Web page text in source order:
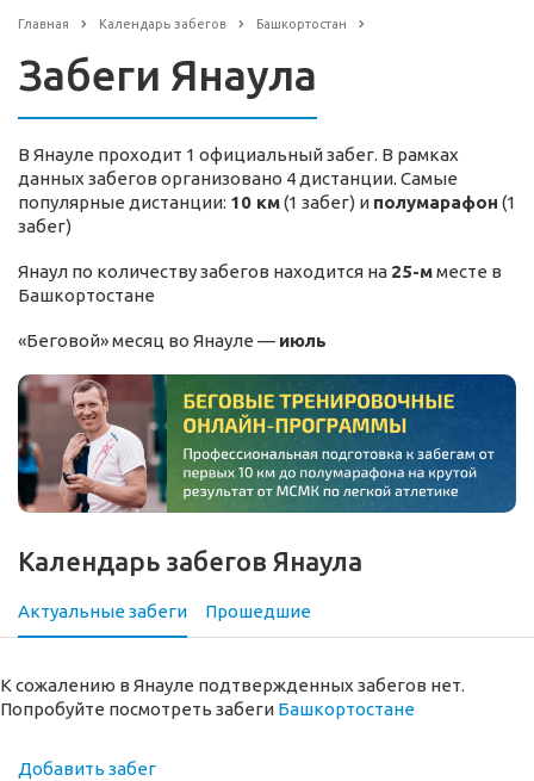
Главная Календарь забегов Башкортостан
Забеги Янаула
В Янауле проходит 1 официальный забег. В рамках
данных забегов организовано 4 дистанции. Самые
популярные дистанции: 10 км(1 забег) и полумарафон (1
забег)
Янаул по количеству забегов находится на 25-мместе в
Башкортостане
«Беговой» месяц во Янауле — июль
Календарь забегов Янаула
Актуальные забеги Прошедшие
К сожалению в Янауле подтвержденных забегов нет.
Попробуйте посмотреть забеги Башкортостане
Добавить забег